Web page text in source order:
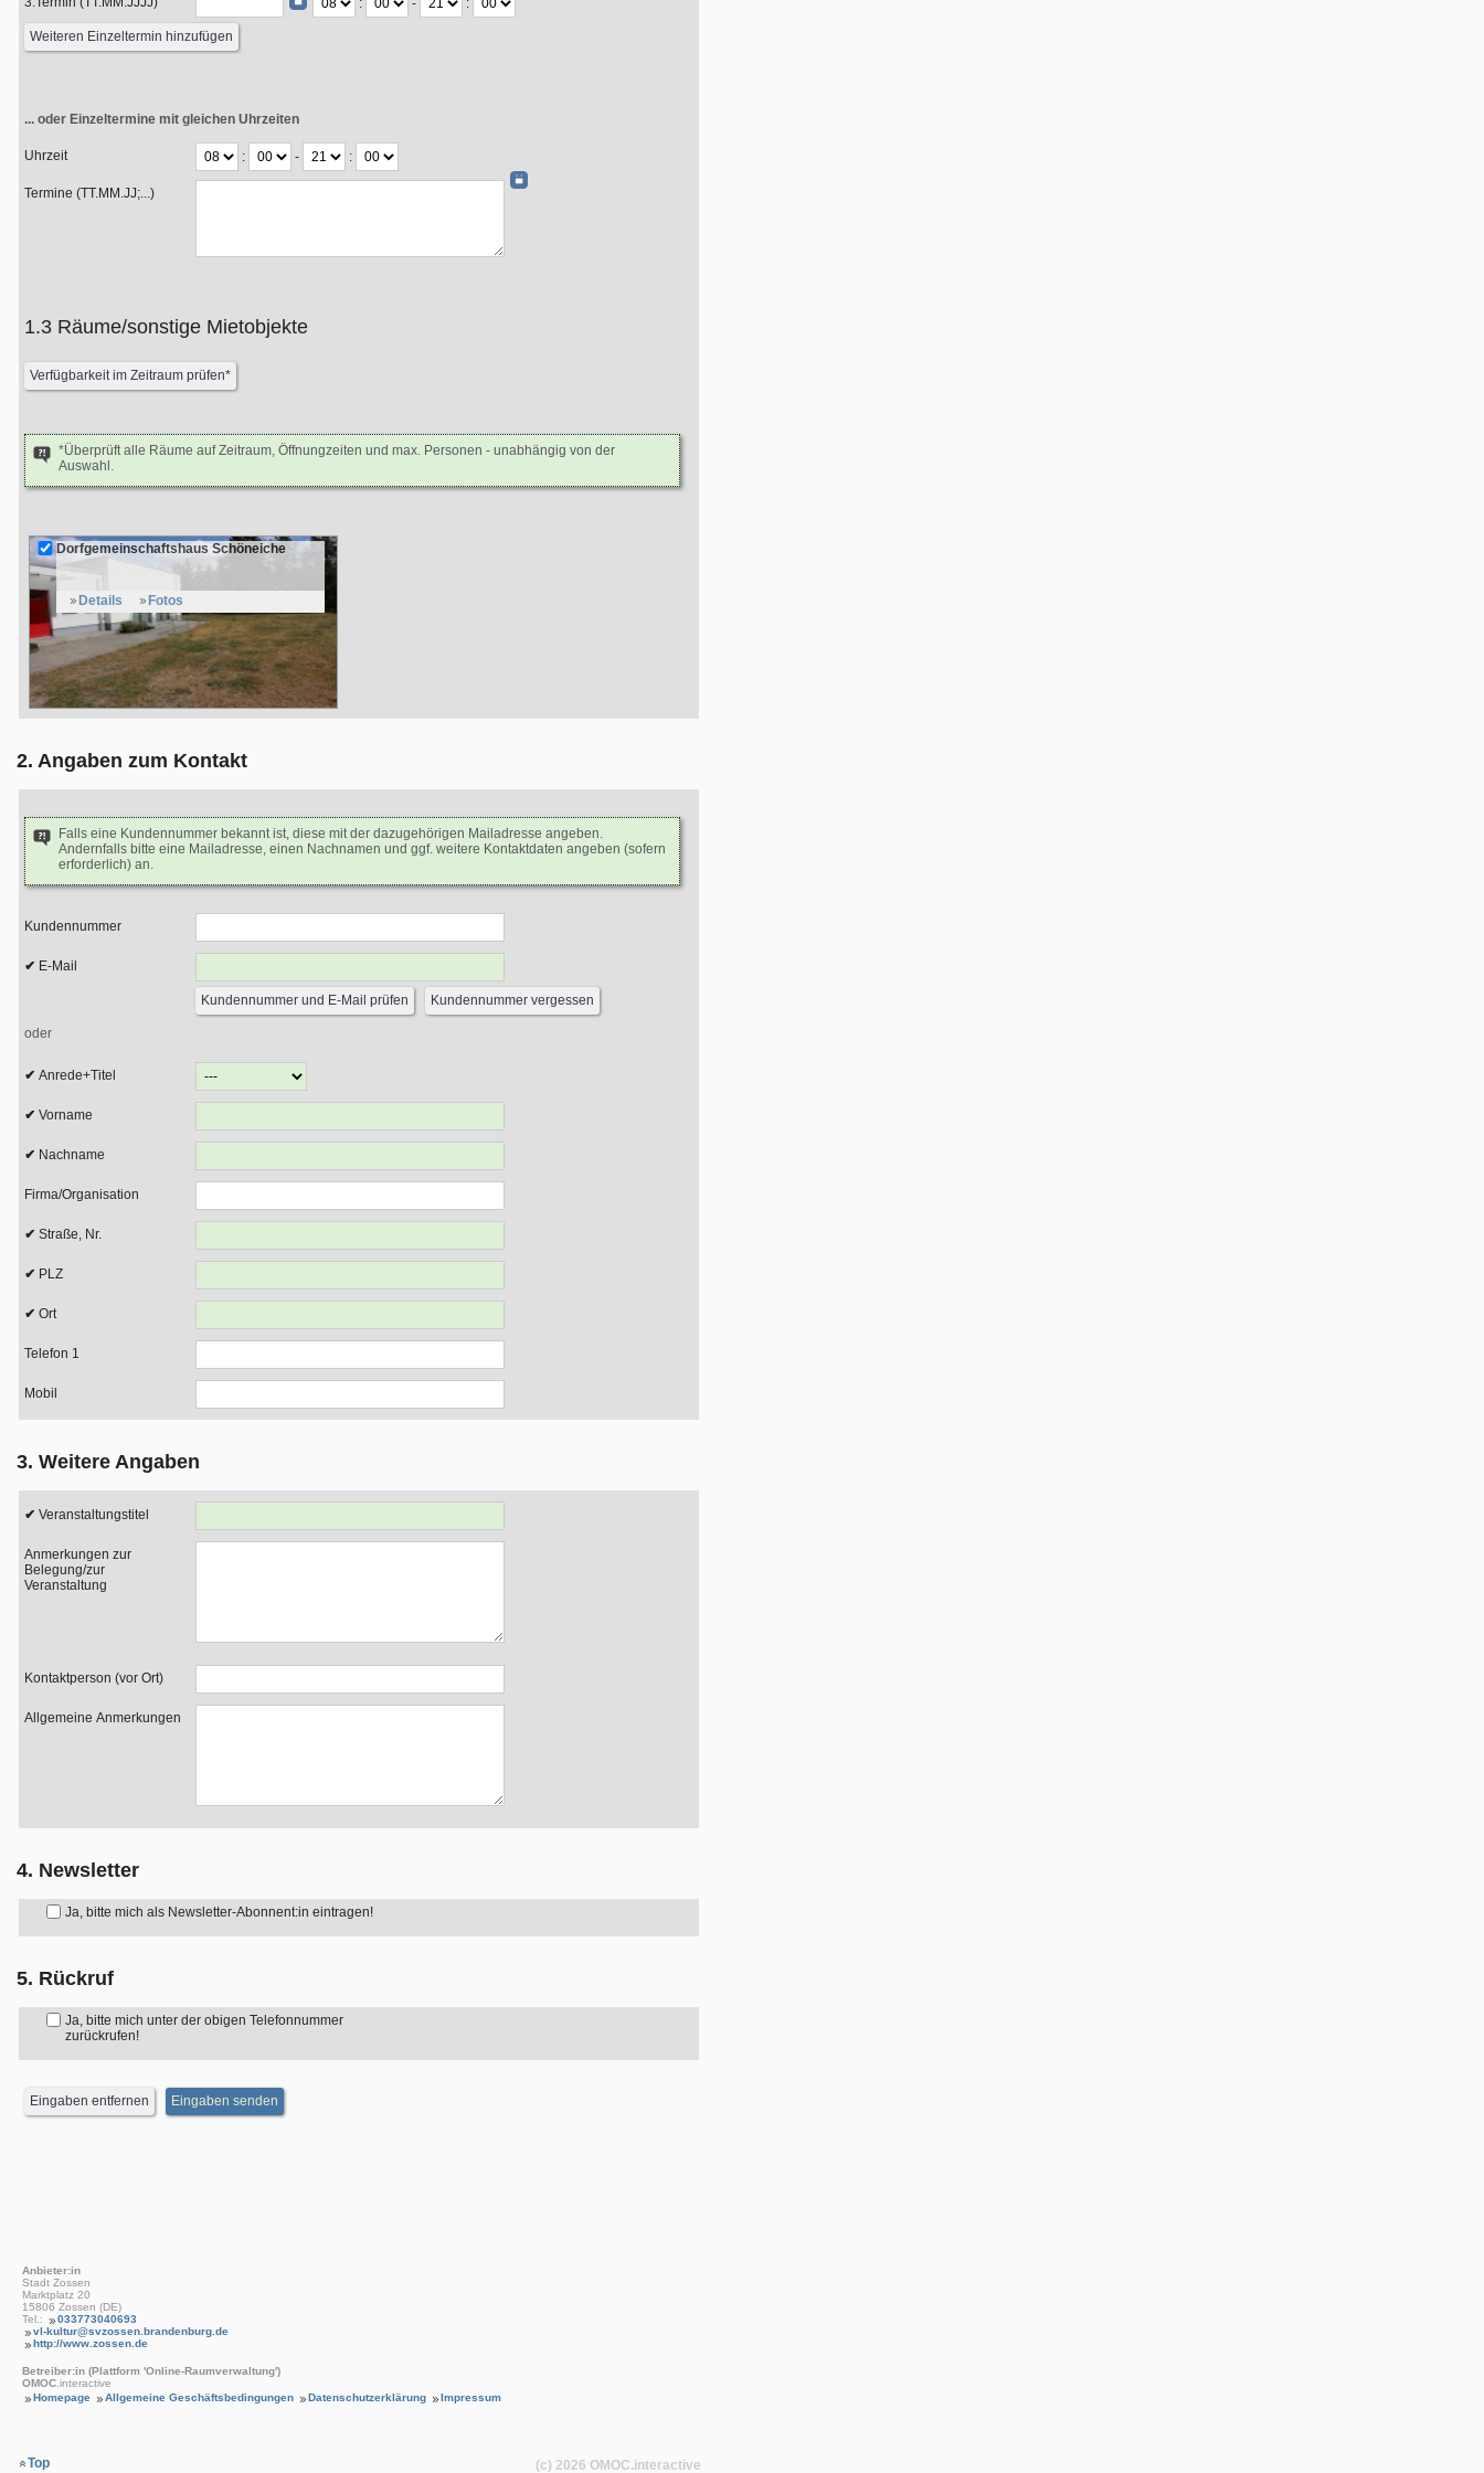
: - :
... oder Einzeltermine mit gleichen Uhrzeiten
Uhrzeit : - :
Termine (TT.MM.JJ;...)
1.3 Räume/sonstige Mietobjekte
*Überprüft alle Räume auf Zeitraum, Öffnungzeiten und max. Personen - unabhängig von der
Auswahl.
Dorfgemeinschaftshaus Schöneiche
Details Fotos
2. Angaben zum Kontakt
Falls eine Kundennummer bekannt ist, diese mit der dazugehörigen Mailadresse angeben.
Andernfalls bitte eine Mailadresse, einen Nachnamen und ggf. weitere Kontaktdaten angeben (sofern
erforderlich) an.
Kundennummer
E-Mail
oder
Anrede+Titel
Vorname
Nachname
Firma/Organisation
Straße, Nr.
PLZ
Ort
Telefon 1
Mobil
3. Weitere Angaben
Veranstaltungstitel
Anmerkungen zur
Belegung/zur
Veranstaltung
Kontaktperson (vor Ort)
Allgemeine Anmerkungen
4. Newsletter
Ja, bitte mich als Newsletter-Abonnent:in eintragen!
5. Rückruf
Ja, bitte mich unter der obigen Telefonnummer
zurückrufen!
Anbieter:in
Stadt Zossen
Marktplatz 20
15806 Zossen (DE)
Tel.:
033773040693
vl-kultur@svzossen.brandenburg.de
http://www.zossen.de
Betreiber:in (Plattform 'Online-Raumverwaltung')
OMOC .interactive
Homepage
Allgemeine Geschäftsbedingungen Datenschutzerklärung Impressum
Top (c) 2026 OMOC.interactive